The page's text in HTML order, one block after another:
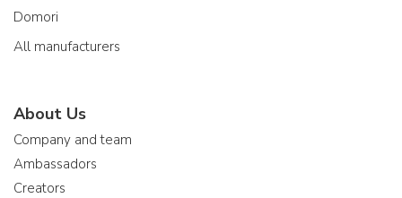
Domori
All manufacturers
About Us
Company and team
Ambassadors
Creators